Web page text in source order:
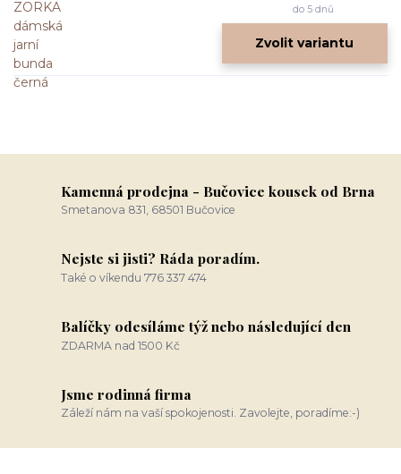
do 5 dnů
Zvolit variantu
Kamenná prodejna - Bučovice kousek od Brna
Smetanova 831, 68501 Bučovice
Nejste si jisti? Ráda poradím.
Také o víkendu 776 337 474
Balíčky odesíláme týž nebo následující den
ZDARMA nad 1500 Kč
Jsme rodinná firma
Záleží nám na vaší spokojenosti. Zavolejte, poradíme:-)